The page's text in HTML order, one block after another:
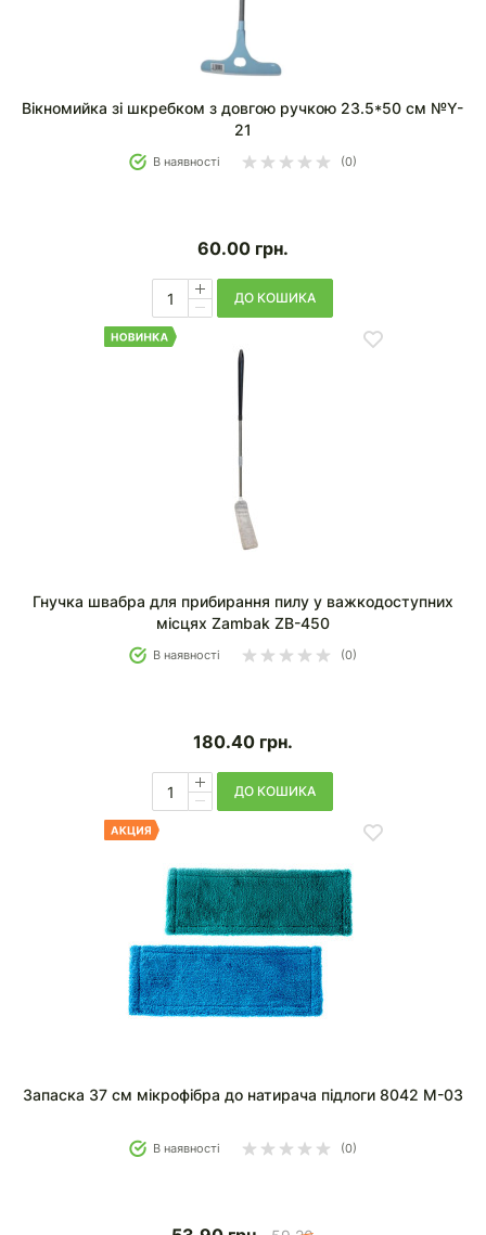
Вікномийка зі шкребком з довгою ручкою 23.5*50 см №Y-
21
В наявності (0)
60.00 грн.
ДО КОШИКА
Гнучка швабра для прибирання пилу у важкодоступних
місцях Zambak ZB-450
В наявності (0)
180.40 грн.
ДО КОШИКА
Запаска 37 см мікрофібра до натирача підлоги 8042 М-03
В наявності (0)